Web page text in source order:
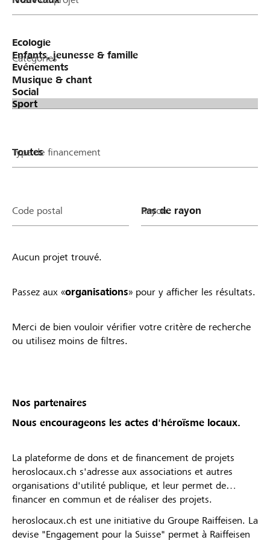
400 ergibt.
Catégories
Type de financement
Code postal Rayon
Aucun projet trouvé.
Passez aux «organisations» pour y afficher les résultats.
Merci de bien vouloir vérifier votre critère de recherche
ou utilisez moins de filtres.
Nos partenaires
Nous encourageons les actes d'héroïsme locaux.
La plateforme de dons et de financement de projets
heroslocaux.ch s'adresse aux associations et autres
organisations d'utilité publique, et leur permet de
financer en commun et de réaliser des projets.
heroslocaux.ch est une initiative du Groupe Raiffeisen. La
devise "Engagement pour la Suisse" permet à Raiffeisen